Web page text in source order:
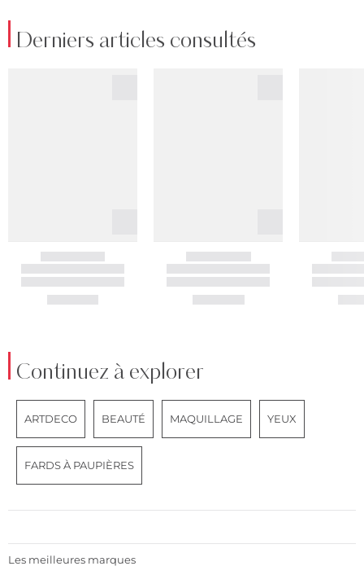
Derniers articles consultés
Continuez à explorer
ARTDECO BEAUTÉ MAQUILLAGE YEUX
FARDS À PAUPIÈRES
Les meilleures marques